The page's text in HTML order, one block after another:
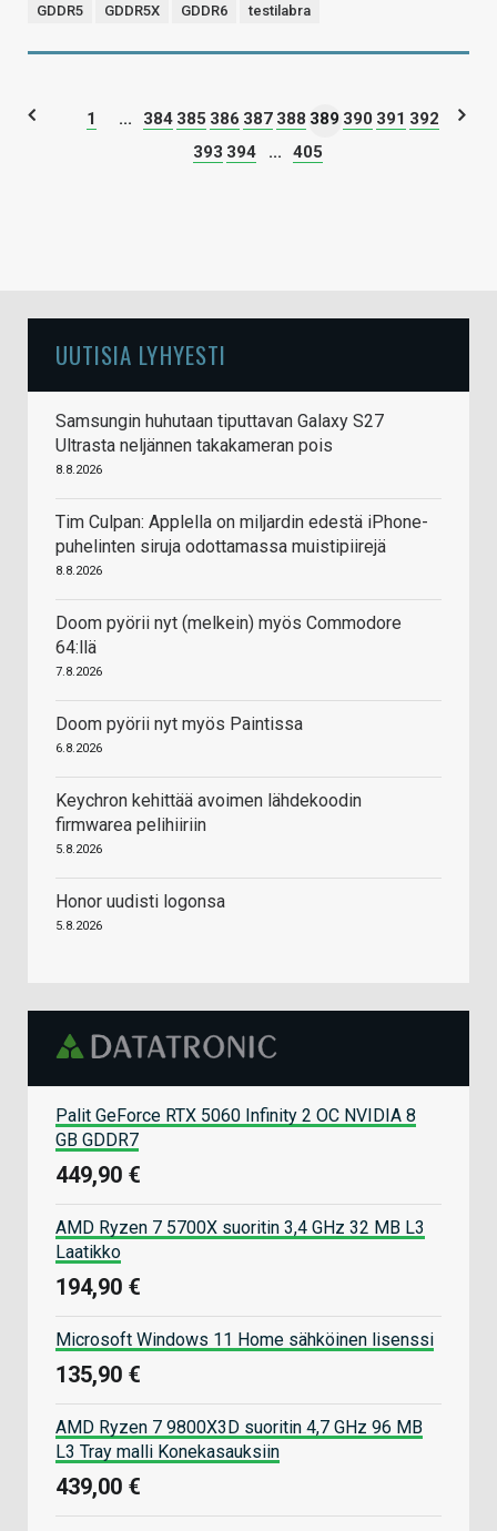
GDDR5 GDDR5X GDDR6 testilabra
1 ... 384 385 386 387 388 389 390 391 392
393 394 ... 405
UUTISIA LYHYESTI
Samsungin huhutaan tiputtavan Galaxy S27
Ultrasta neljännen takakameran pois
8.8.2026
Tim Culpan: Applella on miljardin edestä iPhone-
puhelinten siruja odottamassa muistipiirejä
8.8.2026
Doom pyörii nyt (melkein) myös Commodore
64:llä
7.8.2026
Doom pyörii nyt myös Paintissa
6.8.2026
Keychron kehittää avoimen lähdekoodin
firmwarea pelihiiriin
5.8.2026
Honor uudisti logonsa
5.8.2026
Palit GeForce RTX 5060 Infinity 2 OC NVIDIA 8
GB GDDR7
449,90 €
AMD Ryzen 7 5700X suoritin 3,4 GHz 32 MB L3
Laatikko
194,90 €
Microsoft Windows 11 Home sähköinen lisenssi
135,90 €
AMD Ryzen 7 9800X3D suoritin 4,7 GHz 96 MB
L3 Tray malli Konekasauksiin
439,00 €